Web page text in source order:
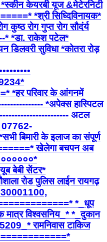
केयरबी यूज &मेटेरनिटी
*श्री सिध्दिविनायक*
कुष्ठ रोग गुप्त रोग सौदंर्य
* *डा. राकेश पटेल*
डिलवरी सुविधा *कोतरा रोड़
*हर परिवार के आंगनमें
*अपेक्स हास्पिटल
अटल
07762-
बिमारी के इलाज का संपूर्ण
खेलेगा बचपन अब
बेबी सेंटर*
रोड पुलिस लाईन रायगढ़
*_धूप
विश्वसनिय_* *_दुकान
रामनिवास टाकिज